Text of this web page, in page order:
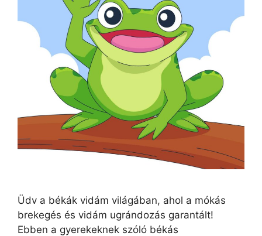
Üdv a békák vidám világában, ahol a mókás
brekegés és vidám ugrándozás garantált!
Ebben a gyerekeknek szóló békás